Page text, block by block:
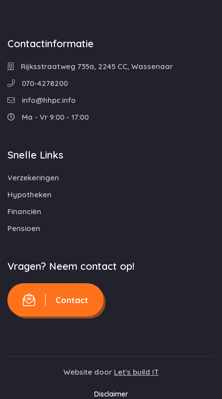
Contactinformatie
Rijksstraatweg 735a, 2245 CC, Wassenaar
070-4278200
info@hhpc.info
Ma - Vr 9:00 - 17:00
Snelle Links
Verzekeringen
Hypotheken
Financiën
Pensioen
Vragen? Neem contact op!
Contact
Website door Let's build IT
Disclaimer